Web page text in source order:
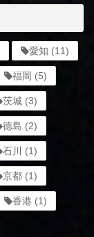
愛知 (11)
福岡 (5)
茨城 (3)
徳島 (2)
石川 (1)
京都 (1)
香港 (1)